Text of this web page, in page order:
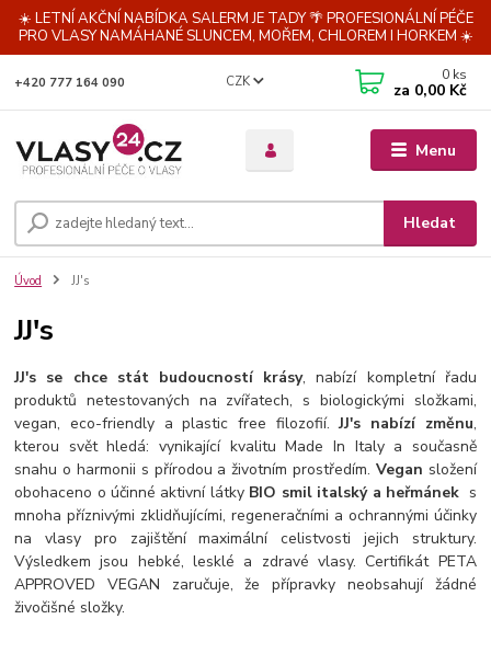
☀️ LETNÍ AKČNÍ NABÍDKA SALERM JE TADY 🌴 PROFESIONÁLNÍ PÉČE
PRO VLASY NAMÁHANÉ SLUNCEM, MOŘEM, CHLOREM I HORKEM ☀️
Menu
CZK
Hledat
+420 777 164 090 0 ks
za 0,00 Kč
Úvod JJ's
JJ's
JJ's se chce stát budoucností krásy, nabízí kompletní řadu
produktů netestovaných na zvířatech, s biologickými složkami,
vegan, eco-friendly a plastic free filozofií.JJ's nabízí změnu,
kterou svět hledá: vynikající kvalitu Made In Italy a současně
snahu o harmonii s přírodou a životním prostředím. Vegan složení
obohaceno o účinné aktivní látky BIO smil italský a heřmánek s
mnoha příznivými zklidňujícími, regeneračními a ochrannými účinky
na vlasy pro zajištění maximální celistvosti jejich struktury.
Výsledkem jsou hebké, lesklé a zdravé vlasy. Certifikát PETA
APPROVED VEGAN zaručuje, že přípravky neobsahují žádné
živočišné složky.